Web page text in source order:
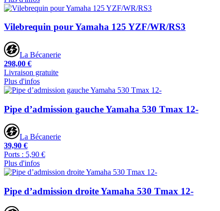
Vilebrequin pour Yamaha 125 YZF/WR/RS3
La Bécanerie
298,00 €
Livraison gratuite
Plus d'infos
Pipe d’admission gauche Yamaha 530 Tmax 12-
La Bécanerie
39,90 €
Ports : 5,90 €
Plus d'infos
Pipe d’admission droite Yamaha 530 Tmax 12-